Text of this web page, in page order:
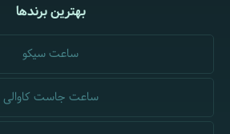
بهترین برندها
ساعت سیکو
ساعت جاست کاوالی